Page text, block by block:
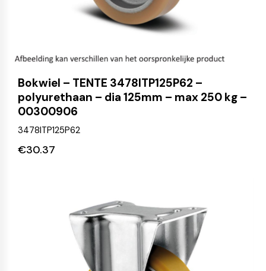
Bokwiel – TENTE 3478ITP125P62 –
polyurethaan – dia 125mm – max 250 kg –
00300906
3478ITP125P62
€30.37